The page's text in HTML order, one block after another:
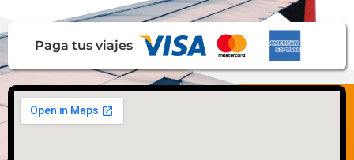
Paga tus viajes